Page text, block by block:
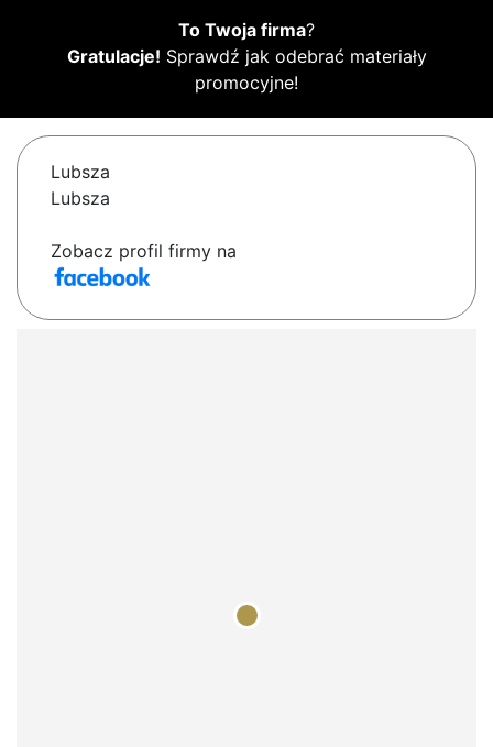
To Twoja firma?
Gratulacje! Sprawdź jak odebrać materiały
promocyjne!
Lubsza
Lubsza
Zobacz profil firmy na